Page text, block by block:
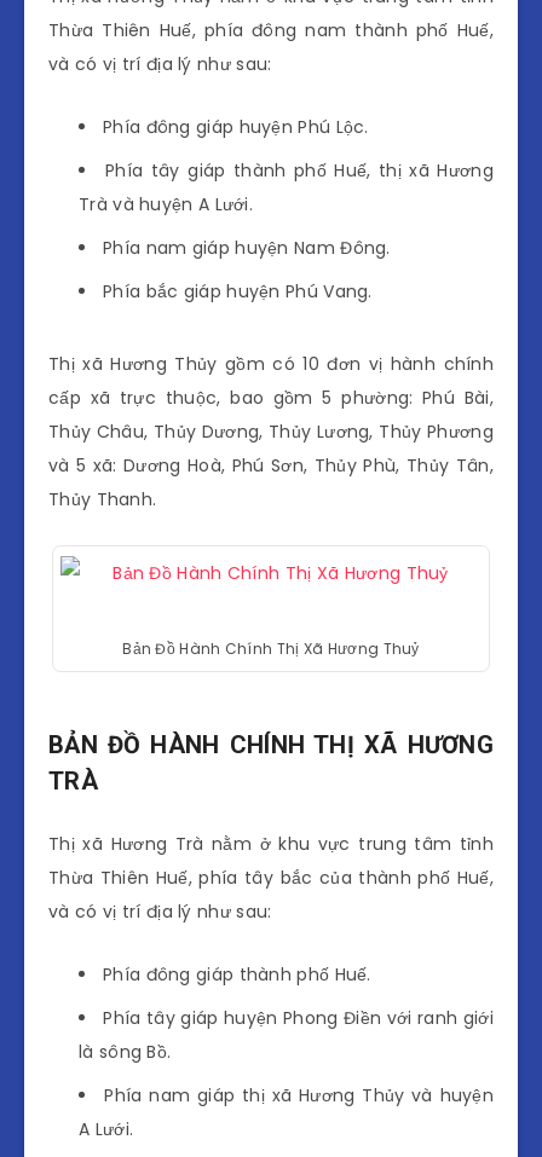
Thừa Thiên Huế, phía đông nam thành phố Huế,
và có vị trí địa lý như sau:
Phía đông giáp huyện Phú Lộc.
Phía tây giáp thành phố Huế, thị xã Hương
Trà và huyện A Lưới.
Phía nam giáp huyện Nam Đông.
Phía bắc giáp huyện Phú Vang.
Thị xã Hương Thủy gồm có 10 đơn vị hành chính
cấp xã trực thuộc, bao gồm 5 phường: Phú Bài,
Thủy Châu, Thủy Dương, Thủy Lương, Thủy Phương
và 5 xã: Dương Hoà, Phú Sơn, Thủy Phù, Thủy Tân,
Thủy Thanh.
Bản Đồ Hành Chính Thị Xã Hương Thuỷ
BẢN ĐỒ HÀNH CHÍNH THỊ XÃ HƯƠNG
TRÀ
Thị xã Hương Trà nằm ở khu vực trung tâm tỉnh
Thừa Thiên Huế, phía tây bắc của thành phố Huế,
và có vị trí địa lý như sau:
Phía đông giáp thành phố Huế.
Phía tây giáp huyện Phong Điền với ranh giới
là sông Bồ.
Phía nam giáp thị xã Hương Thủy và huyện
A Lưới.